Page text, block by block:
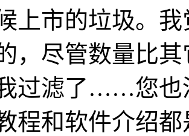
上市的垃圾。
，尽管数量比
过滤了……您也
程和软件介绍